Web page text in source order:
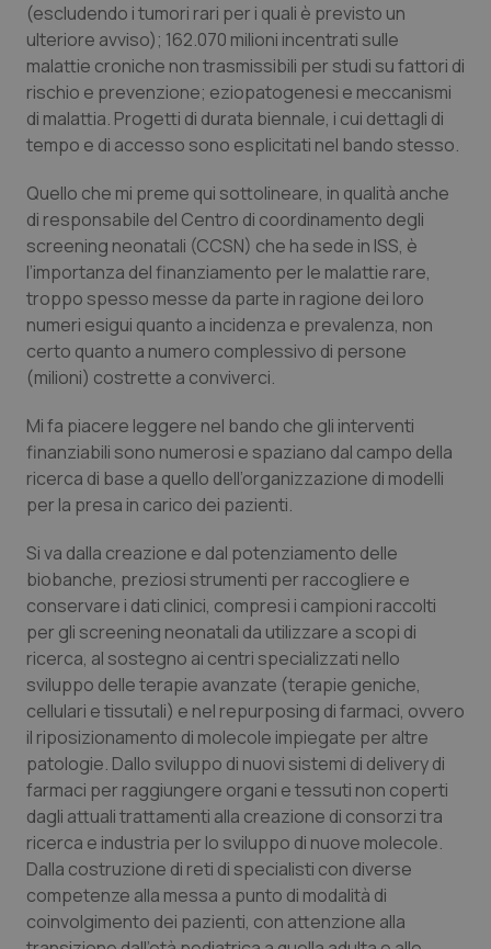
Veneto
Oncoematologia
Oncologia & Nutrizione
Psoriasi & pelle
Quotidiano Cardiologia
Quotidiano Chirurgia
Quotidiano Oncologia
Quotidiano Pediatria
Rene & patologie urogenitali
Salute orale & impianti
Sangue & coagulazione
Tiroide
Tumore al seno
Tumore ovarico
Tumori del Polmone & Testa Collo
Tumori gastrointestinali
Ulcera & Reflusso
Vaccini
(escludendo i tumori rari per i quali è previsto un
ulteriore avviso); 162.070 milioni incentrati sulle
malattie croniche non trasmissibili per studi su fattori di
rischio e prevenzione; eziopatogenesi e meccanismi
di malattia. Progetti di durata biennale, i cui dettagli di
tempo e di accesso sono esplicitati nel bando stesso.
Quello che mi preme qui sottolineare, in qualità anche
di responsabile del Centro di coordinamento degli
screening neonatali (CCSN) che ha sede in ISS, è
l’importanza del finanziamento per le malattie rare,
troppo spesso messe da parte in ragione dei loro
numeri esigui quanto a incidenza e prevalenza, non
certo quanto a numero complessivo di persone
(milioni) costrette a conviverci.
Mi fa piacere leggere nel bando che gli interventi
finanziabili sono numerosi e spaziano dal campo della
ricerca di base a quello dell’organizzazione di modelli
per la presa in carico dei pazienti.
Si va dalla creazione e dal potenziamento delle
biobanche, preziosi strumenti per raccogliere e
conservare i dati clinici, compresi i campioni raccolti
per gli screening neonatali da utilizzare a scopi di
ricerca, al sostegno ai centri specializzati nello
sviluppo delle terapie avanzate (terapie geniche,
cellulari e tissutali) e nel repurposing di farmaci, ovvero
il riposizionamento di molecole impiegate per altre
patologie. Dallo sviluppo di nuovi sistemi di delivery di
farmaci per raggiungere organi e tessuti non coperti
dagli attuali trattamenti alla creazione di consorzi tra
ricerca e industria per lo sviluppo di nuove molecole.
Dalla costruzione di reti di specialisti con diverse
competenze alla messa a punto di modalità di
coinvolgimento dei pazienti, con attenzione alla